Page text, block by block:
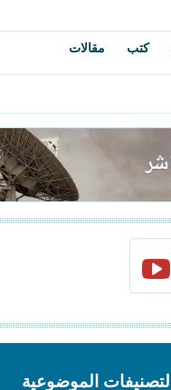
كتب مقالات
التصنيفات الموضوعية